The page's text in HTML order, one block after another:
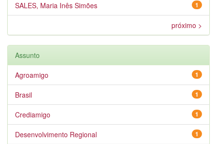
1
SALES, Maria Inês Simões
próximo >
Assunto
1
Agroamigo
1
Brasil
1
Crediamigo
1
Desenvolvimento Regional